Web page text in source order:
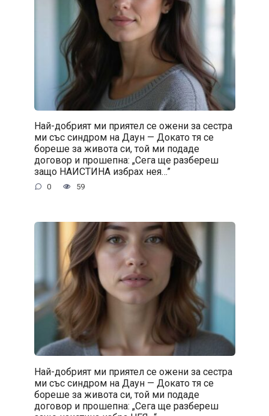
Най-добрият ми приятел се ожени за сестра
ми със синдром на Даун — Докато тя се
бореше за живота си, той ми подаде
договор и прошепна: „Сега ще разбереш
защо НАИСТИНА избрах нея…”
0 59
Най-добрият ми приятел се ожени за сестра
ми със синдром на Даун — Докато тя се
бореше за живота си, той ми подаде
договор и прошепна: „Сега ще разбереш